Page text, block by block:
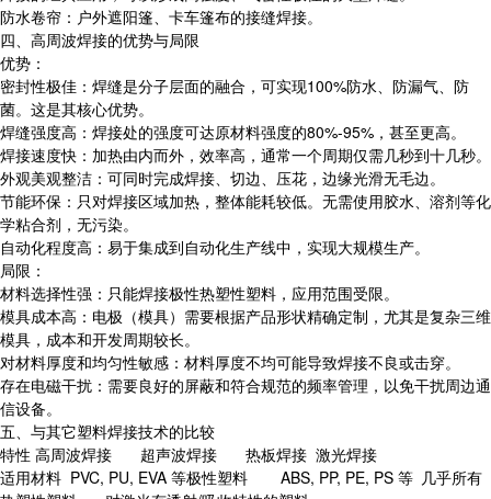
防水卷帘：户外遮阳篷、卡车篷布的接缝焊接。
四、高周波焊接的优势与局限
优势：
密封性极佳：焊缝是分子层面的融合，可实现100%防水、防漏气、防
菌。这是其核心优势。
焊缝强度高：焊接处的强度可达原材料强度的80%-95%，甚至更高。
焊接速度快：加热由内而外，效率高，通常一个周期仅需几秒到十几秒。
外观美观整洁：可同时完成焊接、切边、压花，边缘光滑无毛边。
节能环保：只对焊接区域加热，整体能耗较低。无需使用胶水、溶剂等化
学粘合剂，无污染。
自动化程度高：易于集成到自动化生产线中，实现大规模生产。
局限：
材料选择性强：只能焊接极性热塑性塑料，应用范围受限。
模具成本高：电极（模具）需要根据产品形状精确定制，尤其是复杂三维
模具，成本和开发周期较长。
对材料厚度和均匀性敏感：材料厚度不均可能导致焊接不良或击穿。
存在电磁干扰：需要良好的屏蔽和符合规范的频率管理，以免干扰周边通
信设备。
五、与其它塑料焊接技术的比较
特性 高周波焊接 超声波焊接 热板焊接 激光焊接
适用材料 PVC, PU, EVA 等极性塑料 ABS, PP, PE, PS 等 几乎所有